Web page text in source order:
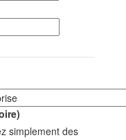
simplement des